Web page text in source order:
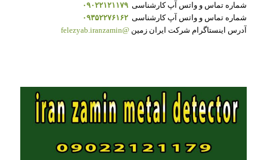
شماره تماس و واتس آپ کارشناسی ۰۹۰۲۲۱۲۱۱۷۹
شماره تماس و واتس آپ کارشناسی ۰۹۳۵۲۲۷۶۱۶۲
آدرس اینستاگرام شرکت ایران زمین felezyab.iranzamin@